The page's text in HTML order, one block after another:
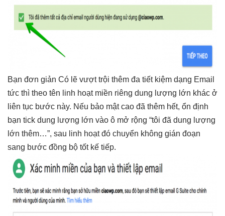
Bạn đơn giản Có lẽ vượt trội thêm đa tiết kiệm dạng Email
tức thì theo tên linh hoạtmiền riêng dung lượng lớn khác ở
liên tục bước này. Nếu bảo mật cao đã thêm hết, ổn định
bạn tick dung lượng lớn vào ô mở rộng “tôi đã dung lượng
lớn thêm…”, sau linh hoạtđó chuyển không gián đoạn
sang bước đồng bộ tốtkế tiếp.